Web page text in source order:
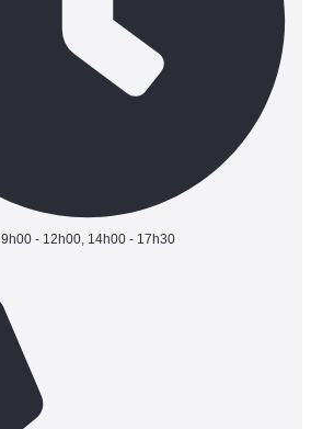
9h00 - 12h00, 14h00 - 17h30